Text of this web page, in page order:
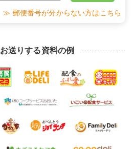
≫ 郵便番号が分からない方はこちら
お送りする資料の例